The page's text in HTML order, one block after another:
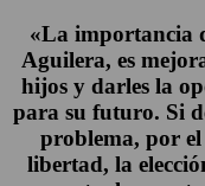
«La importancia
Aguilera, es
hijos y darles la
para su futuro. Si
problema, por el
libertad, la